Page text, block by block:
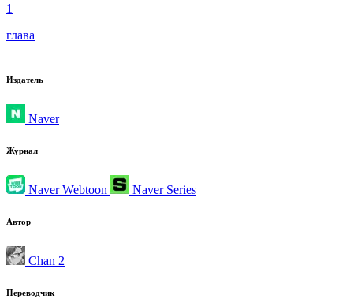
1
глава
Издатель
Naver
Журнал
Naver Webtoon Naver Series
Автор
Chan 2
Переводчик